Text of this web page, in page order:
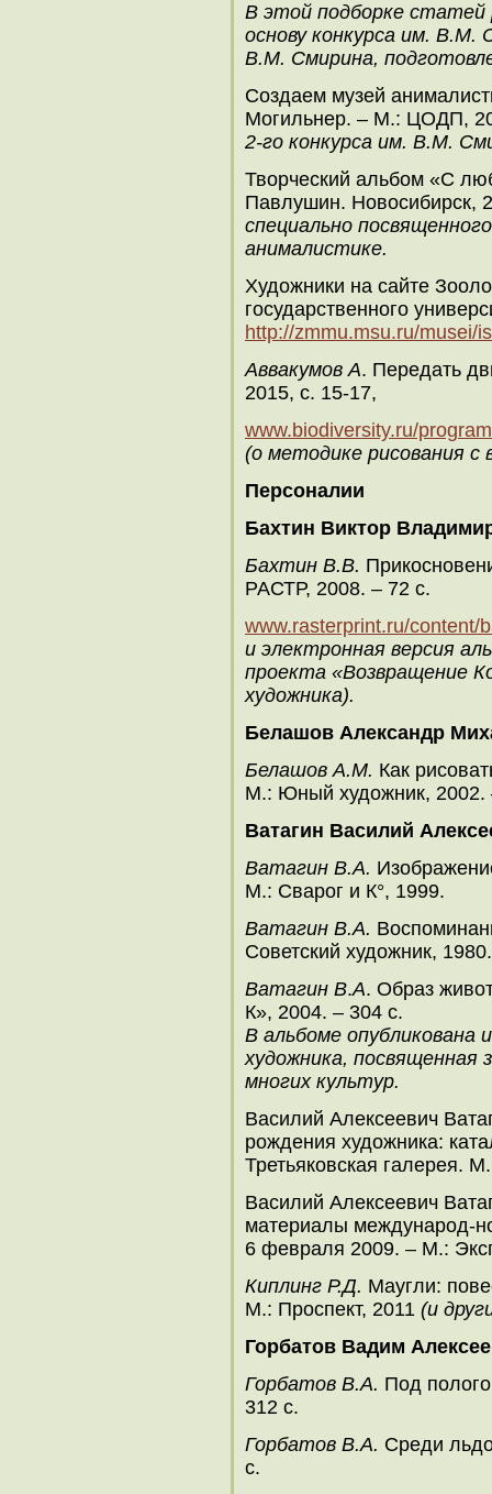
В этой подборке статей
основу конкурса им. В.М.
В.М. Смирина,
Создаем музей
Могильнер. – М.: ЦОДП,
2-го конкурса им. В.М.
Творческий альбом «С
Павлушин. Новосибирск,
специально
анималистике.
Художники на сайте
государственного
http://zmmu.msu.ru/musei/
Аввакумов А. Передать
2015, с. 15-17,
www.biodiversity.ru/
(о методике рисования с
Персоналии
Бахтин Виктор
Бахтин В.В.
РАСТР, 2008. – 72 с.
www.rasterprint.ru/content/
и электронная версия
проекта «Возвращение
художника).
Белашов Александр
Белашов А.М. Как
М.: Юный художник,
Ватагин Василий
Ватагин В.А.
М.: Сварог и К°, 1999.
Ватагин В.А.
Советский художник,
Ватагин В.А. Образ
К», 2004. – 304 с.
В альбоме опубликована
художника, посвященная
многих культур.
Василий Алексеевич
рождения художника:
Третьяковская галерея.
Василий Алексеевич
материалы международ-
6 февраля 2009. – М.:
Киплинг Р.Д. Маугли:
М.: Проспект, 2011 (и
Горбатов Вадим
Горбатов В.А. Под
312 с.
Горбатов В.А. Среди
с.